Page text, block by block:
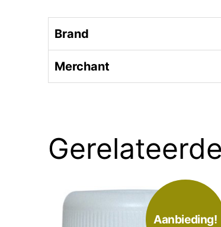
Brand
Merchant
Aanbieding!